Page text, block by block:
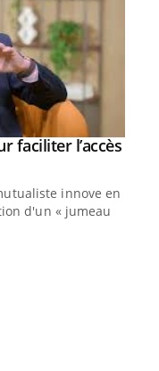
faciliter l’accès
innove en
d'un « jumeau